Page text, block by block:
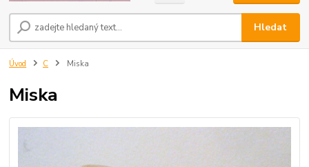
Hledat
Úvod C Miska
Miska